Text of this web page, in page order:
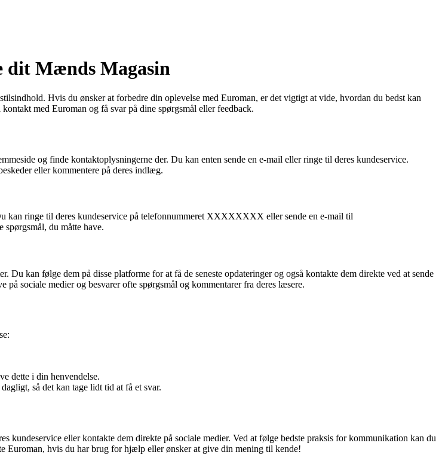
dit Mænds Magasin
Hvis du ønsker at forbedre din oplevelse med Euroman, er det vigtigt at vide, hvordan du bedst kan
med Euroman og få svar på dine spørgsmål eller feedback.
og finde kontaktoplysningerne der. Du kan enten sende en e-mail eller ringe til deres kundeservice.
eller kommentere på deres indlæg.
kan ringe til deres kundeservice på telefonnummeret XXXXXXXX eller sende en e-mail til
du måtte have.
kan følge dem på disse platforme for at få de seneste opdateringer og også kontakte dem direkte ved at sende
sociale medier og besvarer ofte spørgsmål og kommentarer fra deres læsere.
dette i din henvendelse.
så det kan tage lidt tid at få et svar.
kundeservice eller kontakte dem direkte på sociale medier. Ved at følge bedste praksis for kommunikation kan du
Euroman, hvis du har brug for hjælp eller ønsker at give din mening til kende!